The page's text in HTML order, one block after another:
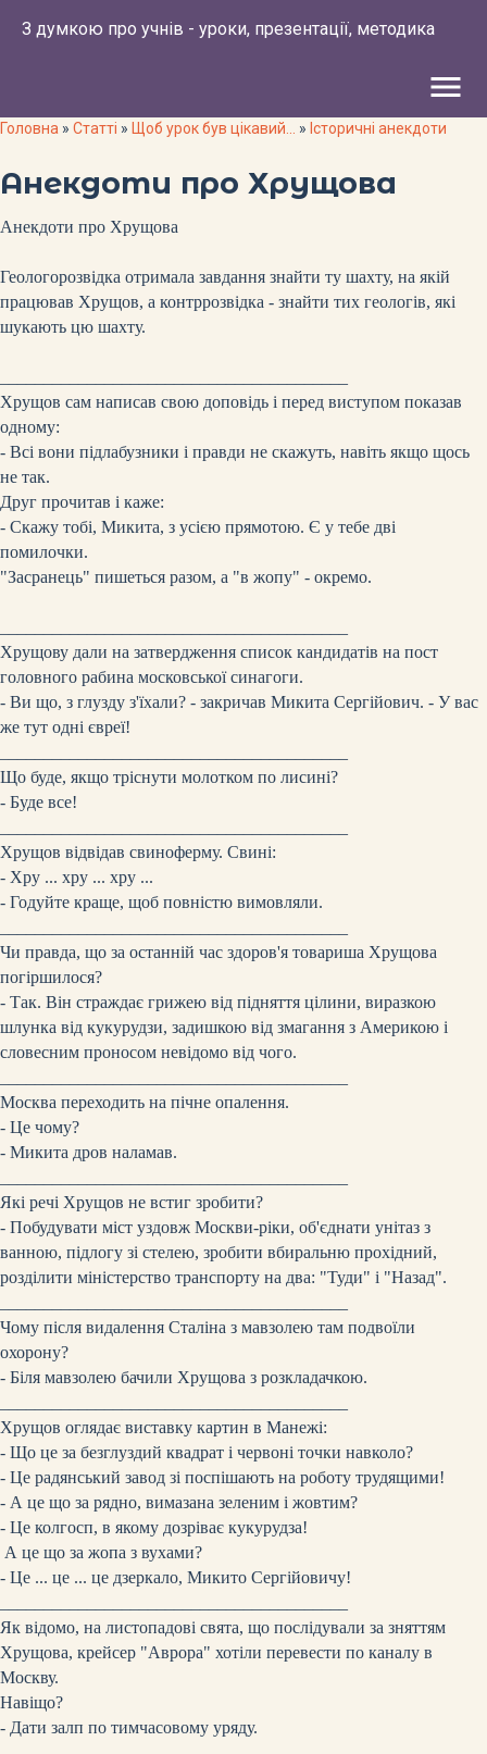
З думкою про учнів - уроки, презентації, методика
menu
Головна » Статті » Щоб урок був цікавий... » Історичні анекдоти
Анекдоти про Хрущова
Анекдоти про Хрущова
Геологорозвідка отримала завдання знайти ту шахту, на якій
працював Хрущов, а контррозвідка - знайти тих геологів, які
шукають цю шахту.
Хрущов сам написав свою доповідь і перед виступом показав
одному:
- Всі вони підлабузники і правди не скажуть, навіть якщо щось
не так.
Друг прочитав і каже:
- Скажу тобі, Микита, з усією прямотою. Є у тебе дві
помилочки.
"Засранець" пишеться разом, а "в жопу" - окремо.
Хрущову дали на затвердження список кандидатів на пост
головного рабина московської синагоги.
- Ви що, з глузду з'їхали? - закричав Микита Сергійович. - У вас
же тут одні євреї!
Що буде, якщо тріснути молотком по лисині?
- Буде все!
Хрущов відвідав свиноферму. Свині:
- Хру ... хру ... хру ...
- Годуйте краще, щоб повністю вимовляли.
Чи правда, що за останній час здоров'я товариша Хрущова
погіршилося?
- Так. Він страждає грижею від підняття цілини, виразкою
шлунка від кукурудзи, задишкою від змагання з Америкою і
словесним проносом невідомо від чого.
Москва переходить на пічне опалення.
- Це чому?
- Микита дров наламав.
Які речі Хрущов не встиг зробити?
- Побудувати міст уздовж Москви-ріки, об'єднати унітаз з
ванною, підлогу зі стелею, зробити вбиральню прохідний,
розділити міністерство транспорту на два: "Туди" і "Назад".
Чому після видалення Сталіна з мавзолею там подвоїли
охорону?
- Біля мавзолею бачили Хрущова з розкладачкою.
Хрущов оглядає виставку картин в Манежі:
- Що це за безглуздий квадрат і червоні точки навколо?
- Це радянський завод зі поспішають на роботу трудящими!
- А це що за рядно, вимазана зеленим і жовтим?
- Це колгосп, в якому дозріває кукурудза!
А це що за жопа з вухами?
- Це ... це ... це дзеркало, Микито Сергійовичу!
Як відомо, на листопадові свята, що послідували за зняттям
Хрущова, крейсер "Аврора" хотіли перевести по каналу в
Москву.
Навіщо?
- Дати залп по тимчасовому уряду.